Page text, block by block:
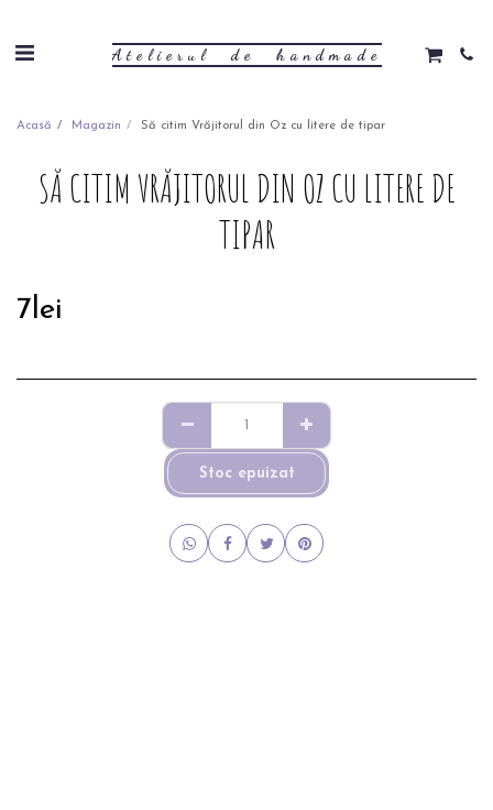
Atelierul de handmade
Acasă Magazin Să citim Vrăjitorul din Oz cu litere de tipar
SĂ CITIM VRĂJITORUL DIN OZ CU LITERE DE
TIPAR
7lei
Stoc epuizat